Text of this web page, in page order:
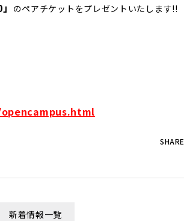
のペアチケットをプレゼントいたします!!
SHARE
新着情報一覧